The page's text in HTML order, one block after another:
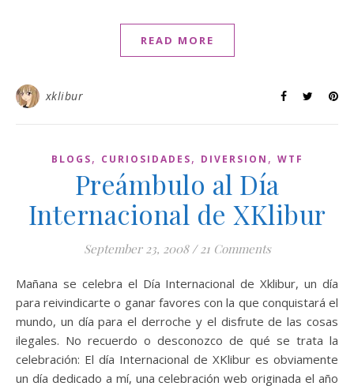
READ MORE
xklibur
BLOGS, CURIOSIDADES, DIVERSION , WTF
Preámbulo al Día
Internacional de XKlibur
September 23, 2008 / 21 Comments
Mañana se celebra el Día Internacional de Xklibur, un día
para reivindicarte o ganar favores con la que conquistará el
mundo, un día para el derroche y el disfrute de las cosas
ilegales. No recuerdo o desconozco de qué se trata la
celebración: El día Internacional de XKlibur es obviamente
un día dedicado a mí, una celebración web originada el año